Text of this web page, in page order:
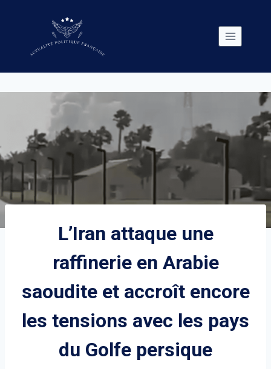
L’Iran attaque une
raffinerie en Arabie
saoudite et accroît encore
les tensions avec les pays
du Golfe persique